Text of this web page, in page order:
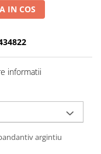
IN COS
informatii
argintiu